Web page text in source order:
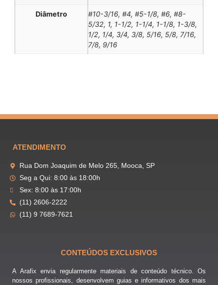
Diâmetro
#10-3/16, #4, #5-1/8, #6, #8-
5/32, 1, 1-1/2, 1-1/4, 1-1/8, 1-3/8,
1/2, 1/4, 3/4, 3/8, 5/16, 5/8, 7/16,
7/8, 9/16
ATENDIMENTO
Rua Dom Joaquim de Melo 265, Mooca, SP
Seg a Qui: 8:00 às 18:00h
Sex: 8:00 às 17:00h
(11) 2606-2222
(11) 9 7689-7621
CONTEÚDOS EXCLUSIVOS
A Arafix envia regularmente materiais de conteúdo técnico. Os
nossos profissionais, desenvolvem guias e informativos dos mais